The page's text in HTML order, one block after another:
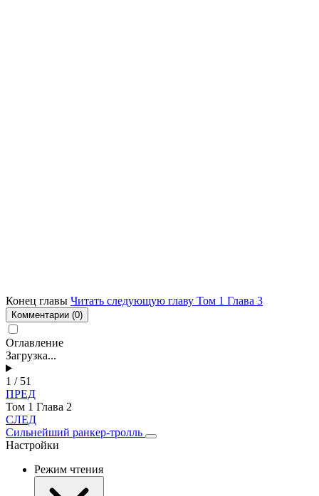
Конец главы Читать следующую главу Том 1 Глава 3
Комментарии (0)
Оглавление
Загрузка...
1 / 51
ПРЕД
Том 1 Глава 2
СЛЕД
Сильнейший ранкер-тролль
Настройки
Режим чтения